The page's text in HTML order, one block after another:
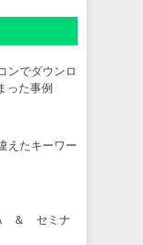
ンでダウンロ
った事例
えたキーワー
＆ セミナ